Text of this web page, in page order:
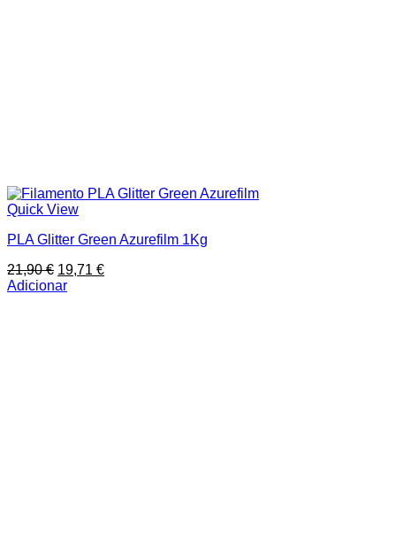
Quick View
PLA Glitter Green Azurefilm 1Kg
21,90€ O
preço
19,71 €O
Adicionar